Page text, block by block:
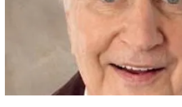
Publier un avis